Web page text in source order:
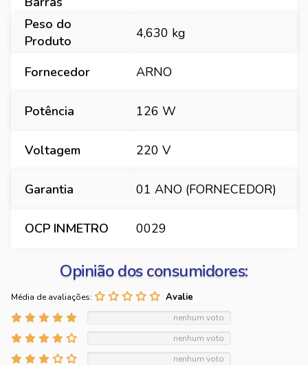
Peso do
Produto
4,630 kg
Fornecedor ARNO
Potência 126 W
Voltagem 220 V
Garantia 01 ANO (FORNECEDOR)
OCP INMETRO 0029
Opinião dos consumidores:
Média de avaliações:
nenhum voto
nenhum voto
nenhum voto